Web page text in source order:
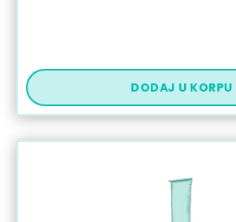
DODAJ U KORPU